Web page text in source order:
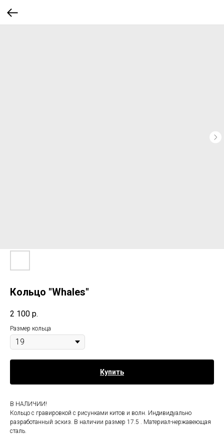
Кольцо "Whales"
2 100 р.
Размер кольца
Купить
В НАЛИЧИИ!
Кольцо с гравировкой с рисунками китов и волн. Индивидуально
разработанный эскиз. В наличии размер 17.5 . Материал-нержавеющая
сталь.